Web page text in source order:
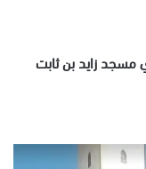
مسجد زايد بن ثابت